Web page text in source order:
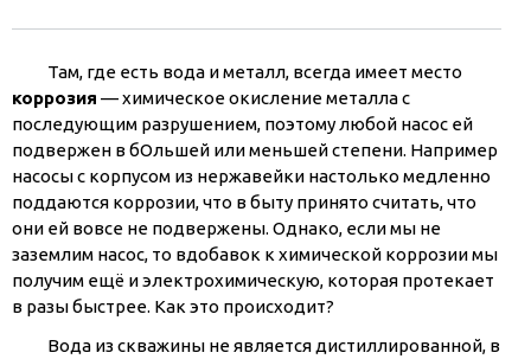
Там, где есть вода и металл, всегда имеет место
коррозия — химическое окисление металла с
последующим разрушением, поэтому любой насос ей
подвержен в бОльшей или меньшей степени. Например
насосы с корпусом из нержавейки настолько медленно
поддаются коррозии, что в быту принято считать, что
они ей вовсе не подвержены. Однако, если мы не
заземлим насос, то вдобавок к химической коррозии мы
получим ещё и электрохимическую, которая протекает
в разы быстрее. Как это происходит?
Вода из скважины не является дистиллированной, в